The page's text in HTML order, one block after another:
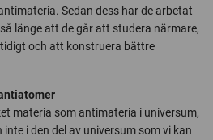
Sedan dess har de arbetat
länge att de går att studera närmare,
och att konstruera bättre
materia som antimateria i universum,
i den del av universum som vi kan